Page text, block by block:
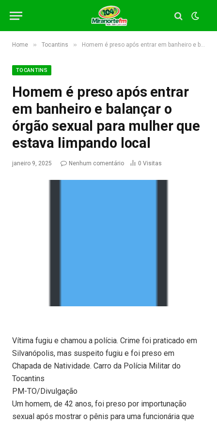
Home » Tocantins » Homem é preso após entrar em banheiro e balançar o órgão sexual para mulher que estava limpando local
TOCANTINS
Homem é preso após entrar
em banheiro e balançar o
órgão sexual para mulher que
estava limpando local
janeiro 9, 2025 Nenhum comentário 0 Visitas
Vítima fugiu e chamou a polícia. Crime foi praticado em
Silvanópolis, mas suspeito fugiu e foi preso em
Chapada de Natividade. Carro da Polícia Militar do
Tocantins
PM-TO/Divulgação
Um homem, de 42 anos, foi preso por importunação
sexual após mostrar o pênis para uma funcionária que